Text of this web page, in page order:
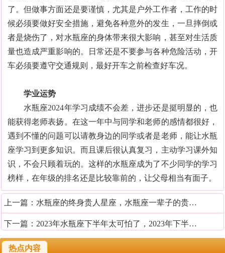
了。但做事方面还是要谨慎，尤其是户外工作者，工作的时
候必须要做好安全措施，避免各种意外的发生，一旦摔倒或
者是烧伤了，对水瓶座的身体带来很大影响，甚至对生活质
量也造成严重影响的。日常还是不要参与各种危险活动，开
车必须要遵守交通规则，最好开车之前检查好车况。
学业运势
水瓶座2024年学习成绩不会差，进步还是挺明显的，也
能获得老师表扬。在这一年中与同学和老师的感情都很好，
遇到不懂的问题可以请教身边的同学或者是老师，能让水瓶
座学习到更多知识。而且课后很认真复习，主动学习课外知
识，不会只顾着玩的。这样的水瓶座成为了不少同学的学习
榜样，在年级的排名还是比较靠前的，让父母相当有面子。
上一篇： 水瓶座的终身贵人星座，水瓶座一辈子的贵人是谁
下一篇： 2023年水瓶座下半年太可怕了，2023年下半年水瓶座运势
热点内容